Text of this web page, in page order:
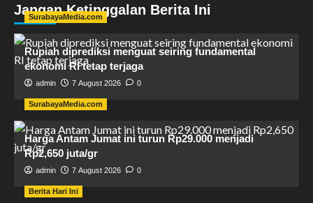
Jangan Ketinggalan Berita Ini
SurabayaMedia.com
Rupiah diprediksi menguat seiring fundamental
ekonomi RI tetap terjaga
admin 7 August 2026 0
SurabayaMedia.com
Harga Antam Jumat ini turun Rp29.000 menjadi
Rp2,650 juta/gr
admin 7 August 2026 0
Berita Hari Ini